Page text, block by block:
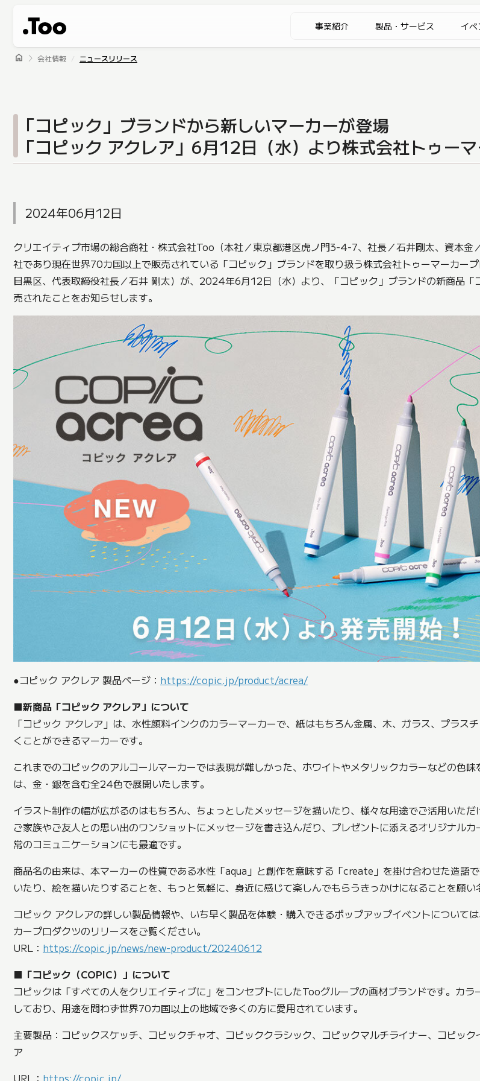
事業紹介 製品・サービス イベ
home 会社情報 ニュースリリース
「コピック」ブランドから新しいマーカーが登場
「コピック アクレア」6月12日（水）より株式会社トゥー
2024年06月12日
クリエイティブ市場の総合商社・株式会社Too（本社／東京都港区虎ノ門3-4-7、社長／石井剛太、資本金
社であり現在世界70カ国以上で販売されている「コピック」ブランドを取り扱う株式会社トゥーマーカー
目黒区、代表取締役社長／石井 剛太）が、2024年6月12日（水）より、「コピック」ブランドの新商品「
売されたことをお知らせします。
●コピック アクレア 製品ページ： https://copic.jp/product/acrea/
■新商品「コピック アクレア」について
「コピック アクレア」は、水性顔料インクのカラーマーカーで、紙はもちろん金属、木、ガラス、プラス
くことができるマーカーです。
これまでのコピックのアルコールマーカーでは表現が難しかった、ホワイトやメタリックカラーなどの色味
は、金・銀を含む全24色で展開いたします。
イラスト制作の幅が広がるのはもちろん、ちょっとしたメッセージを描いたり、様々な用途でご活用いただ
ご家族やご友人との思い出のワンショットにメッセージを書き込んだり、プレゼントに添えるオリジナルカ
常のコミュニケーションにも最適です。
商品名の由来は、本マーカーの性質である水性「aqua」と創作を意味する「create」を掛け合わせた造語
いたり、絵を描いたりすることを、もっと気軽に、身近に感じて楽しんでもらうきっかけになることを願い
コピック アクレアの詳しい製品情報や、いち早く製品を体験・購入できるポップアップイベントについて
カープロダクツのリリースをご覧ください。
URL： https://copic.jp/news/new-product/20240612
■「コピック（COPIC）」について
コピックは「すべての人をクリエイティブに」をコンセプトにしたTooグループの画材ブランドです。カラ
しており、用途を問わず世界70カ国以上の地域で多くの方に愛用されています。
主要製品：コピックスケッチ、コピックチャオ、コピッククラシック、コピックマルチライナー、コピッ
ア
URL： https://copic.jp/